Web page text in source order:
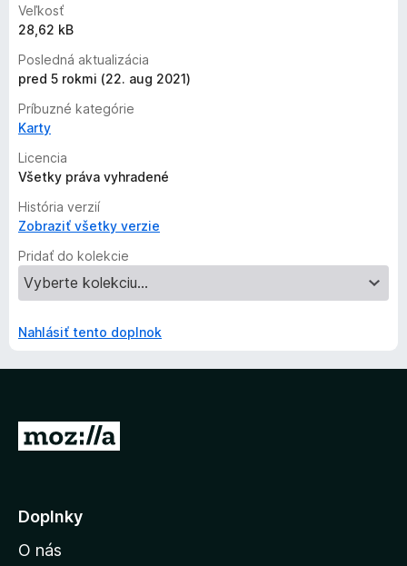
Veľkosť
28,62 kB
Posledná aktualizácia
pred 5 rokmi (22. aug 2021)
Príbuzné kategórie
Karty
Licencia
Všetky práva vyhradené
História verzií
Zobraziť všetky verzie
Pridať do kolekcie
Nahlásiť tento doplnok
P
j
ť
Doplnky
O nás